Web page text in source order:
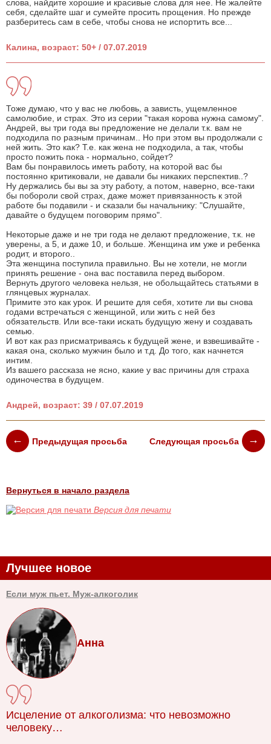
слова, найдите хорошие и красивые слова для нее. Не жалейте
себя, сделайте шаг и сумейте просить прощения. Но прежде
разберитесь сам в себе, чтобы снова не испортить все...
Калина, возраст: 50+ / 07.07.2019
Тоже думаю, что у вас не любовь, а зависть, ущемленное
самолюбие, и страх. Это из серии "такая корова нужна самому".
Андрей, вы три года вы предложение не делали т.к. вам не
подходила по разным причинам.. Но при этом вы продолжали с
ней жить. Это как? Т.е. как жена не подходила, а так, чтобы
просто пожить пока - нормально, сойдет?
Вам бы понравилось иметь работу, на которой вас бы
постоянно критиковали, не давали бы никаких перспектив..?
Ну держались бы вы за эту работу, а потом, наверно, все-таки
бы побороли свой страх, даже может привязанность к этой
работе бы подавили - и сказали бы начальнику: "Слушайте,
давайте о будущем поговорим прямо".
Некоторые даже и не три года не делают предложение, т.к. не
уверены, а 5, и даже 10, и больше. Женщина им уже и ребенка
родит, и второго..
Эта женщина поступила правильно. Вы не хотели, не могли
принять решение - она вас поставила перед выбором.
Вернуть другого человека нельзя, не обольщайтесь статьями в
глянцевых журналах.
Примите это как урок. И решите для себя, хотите ли вы снова
годами встречаться с женщиной, или жить с ней без
обязательств. Или все-таки искать будущую жену и создавать
семью.
И вот как раз присматриваясь к будущей жене, и взвешивайте -
какая она, сколько мужчин было и т.д. До того, как начнется
интим.
Из вашего рассказа не ясно, какие у вас причины для страха
одиночества в будущем.
Андрей, возраст: 39 / 07.07.2019
Предыдущая просьба Следующая просьба
Вернуться в начало раздела
Версия для печати
Лучшее новое
Если муж пьет. Муж-алкоголик
Анна
Исцеление от алкоголизма: что невозможно
человеку…